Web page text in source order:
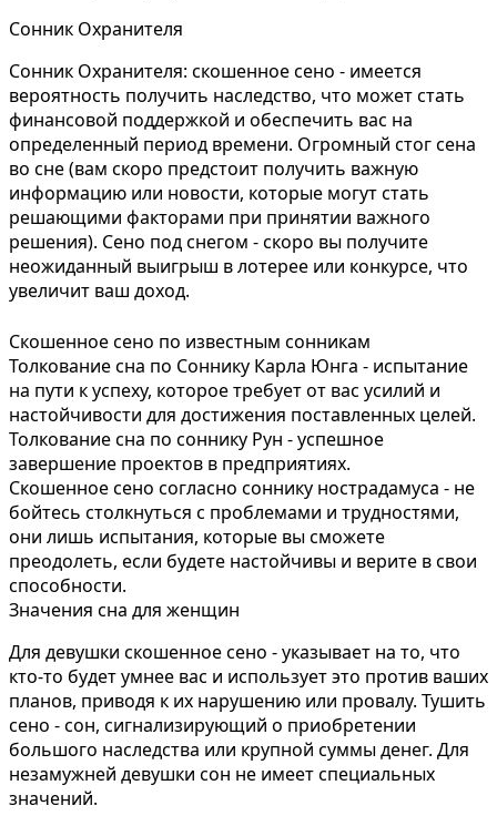
Сонник Охранителя
Сонник Охранителя: скошенное сено - имеется
вероятность получить наследство, что может стать
финансовой поддержкой и обеспечить вас на
определенный период времени. Огромный стог сена
во сне (вам скоро предстоит получить важную
информацию или новости, которые могут стать
решающими факторами при принятии важного
решения). Сено под снегом - скоро вы получите
неожиданный выигрыш в лотерее или конкурсе, что
увеличит ваш доход.
Скошенное сено по известным сонникам
Толкование сна по Соннику Карла Юнга - испытание
на пути к успеху, которое требует от вас усилий и
настойчивости для достижения поставленных целей.
Толкование сна по соннику Рун - успешное
завершение проектов в предприятиях.
Скошенное сено согласно соннику нострадамуса - не
бойтесь столкнуться с проблемами и трудностями,
они лишь испытания, которые вы сможете
преодолеть, если будете настойчивы и верите в свои
способности.
Значения сна для женщин
Для девушки скошенное сено - указывает на то, что
кто-то будет умнее вас и использует это против ваших
планов, приводя к их нарушению или провалу. Тушить
сено - сон, сигнализирующий о приобретении
большого наследства или крупной суммы денег. Для
незамужней девушки сон не имеет специальных
значений.